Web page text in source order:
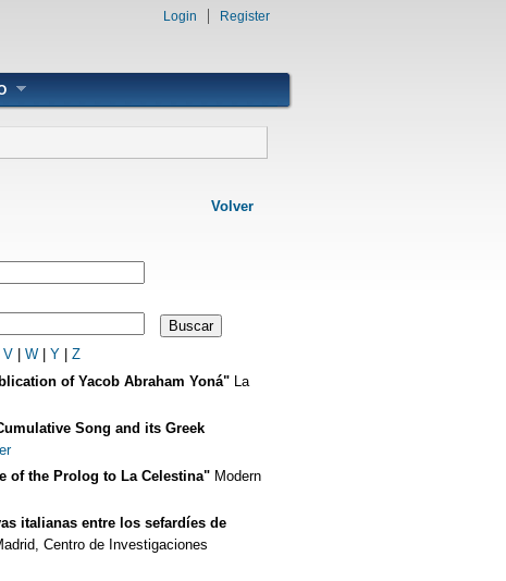
Login Register
Volver
V W Y
Z
of Yacob Abraham Yoná" La
Song and its Greek
of the Prolog to La Celestina" Modern
italianas entre los sefardíes de
Centro de Investigaciones